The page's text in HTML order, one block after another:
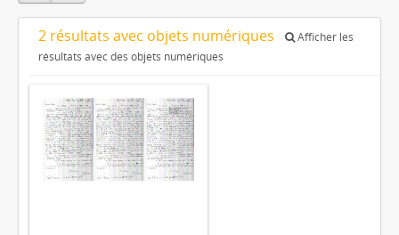
2 résultats avec objets numériques
Afficher les
résultats avec des objets numériques